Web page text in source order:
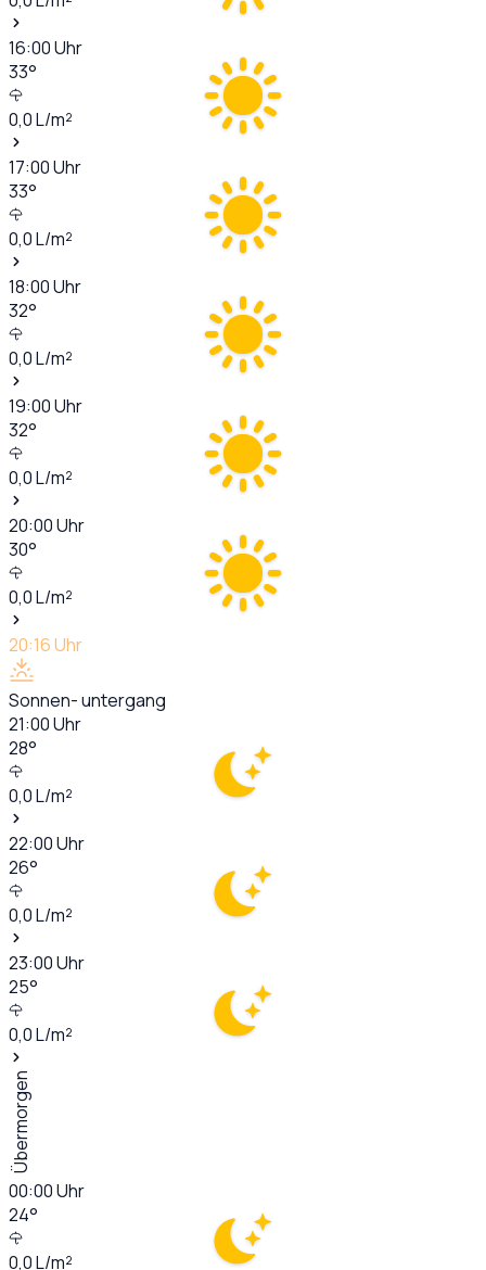
16:00Uhr
33°
0,0L/m²
17:00Uhr
33°
0,0L/m²
18:00Uhr
32°
0,0L/m²
19:00Uhr
32°
0,0L/m²
20:00Uhr
30°
0,0L/m²
20:16Uhr
Sonnen- untergang
21:00Uhr
28°
0,0L/m²
22:00Uhr
26°
0,0L/m²
23:00Uhr
25°
0,0L/m²
Übermorgen
00:00Uhr
24°
0,0L/m²